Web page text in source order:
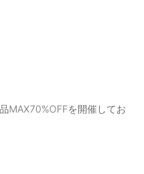
MAX70%OFFを開催してお